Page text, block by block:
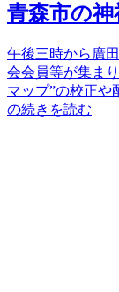
青森市の神
午後三時から廣
会会員等が集ま
マップ”の校正や
の続きを読む